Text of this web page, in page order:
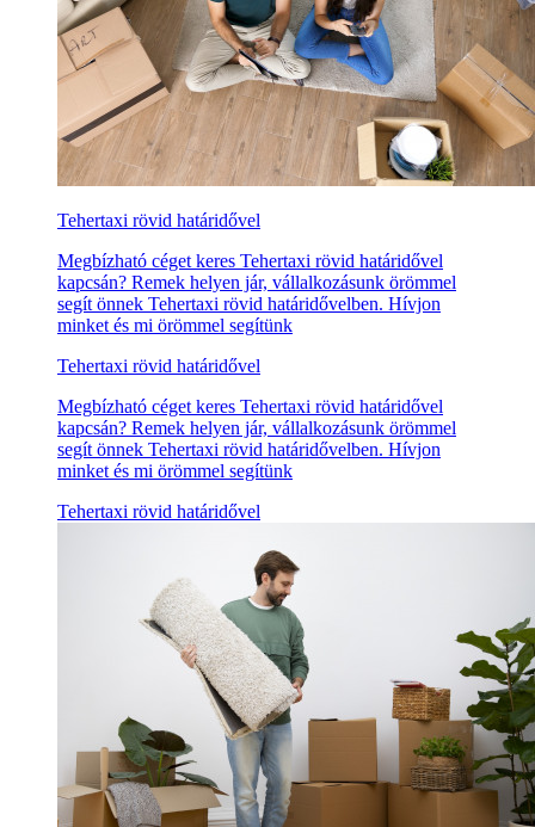
Tehertaxi rövid határidővel
Megbízható céget keres Tehertaxi rövid határidővel
kapcsán? Remek helyen jár, vállalkozásunk örömmel
segít önnek Tehertaxi rövid határidővelben. Hívjon
minket és mi örömmel segítünk
Tehertaxi rövid határidővel
Megbízható céget keres Tehertaxi rövid határidővel
kapcsán? Remek helyen jár, vállalkozásunk örömmel
segít önnek Tehertaxi rövid határidővelben. Hívjon
minket és mi örömmel segítünk
Tehertaxi rövid határidővel